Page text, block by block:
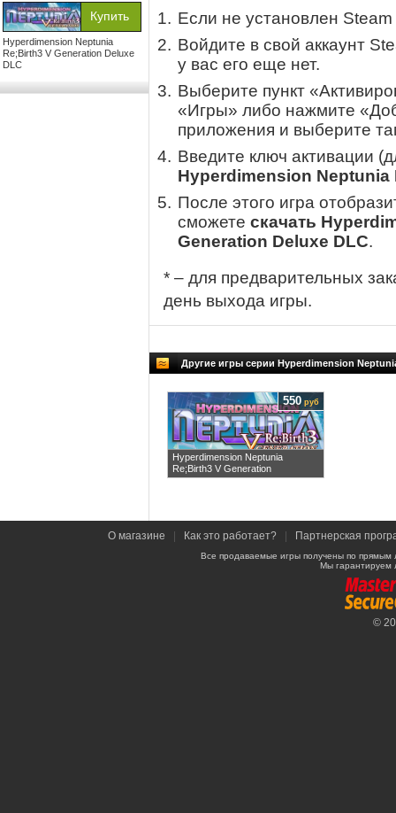
Hyperdimension Neptunia
Re;Birth3 V Generation Deluxe
DLC
Если не установлен
Войдите в свой аккаунт
у вас его еще нет.
Выберите пункт
«Игры» либо нажмите
приложения и выберите
Введите ключ активации
Hyperdimension Neptunia
После этого игра
сможете скачать
Generation Deluxe DLC.
* – для предварительных
день выхода игры.
Другие игры серии Hyperdimension
Hyperdimension Neptunia
Re;Birth3 V Generation
550 руб
О магазине Как это работает? Партнерская
Все продаваемые игры получены по
Мы гарантируем
©